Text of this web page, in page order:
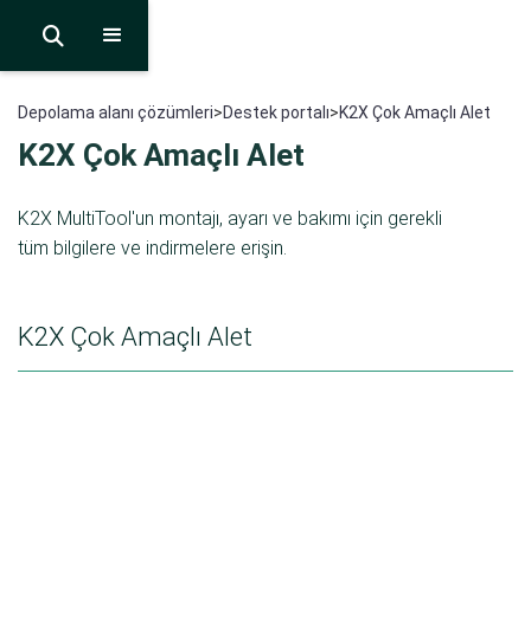

Depolama alanı çözümleri>Destek portalı>K2X Çok Amaçlı Alet
K2X Çok Amaçlı Alet
K2X MultiTool'un montajı, ayarı ve bakımı için gerekli
tüm bilgilere ve indirmelere erişin.
K2X Çok Amaçlı Alet